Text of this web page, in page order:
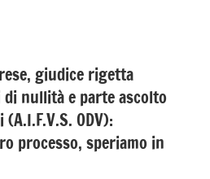
giudice rigetta
nullità e parte ascolto
ODV):
processo, speriamo in